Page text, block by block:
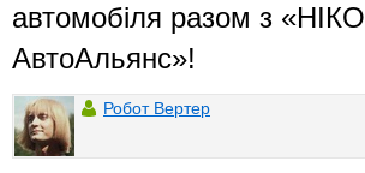
автомобіля разом з «НІКО
АвтоАльянс»!
Робот Вертер